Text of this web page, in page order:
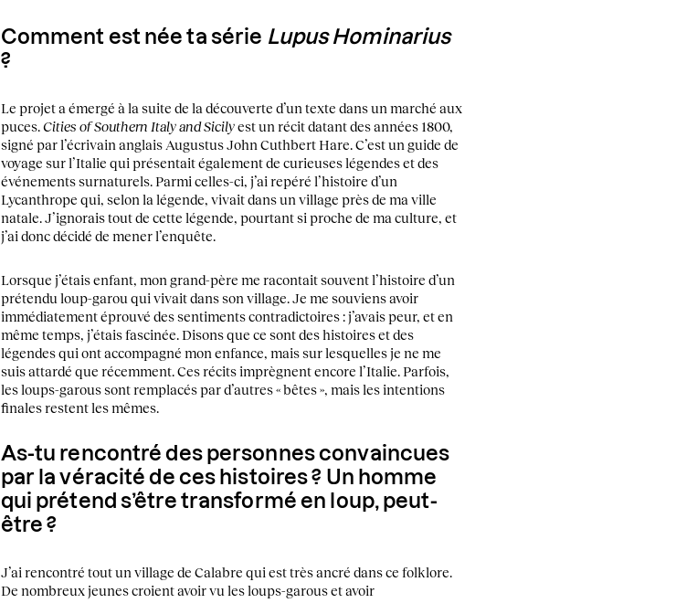
Comment est née ta série Lupus Hominarius
?
Le projet a émergé à la suite de la découverte d’un texte dans un marché aux
puces. Cities of Southern Italy and Sicilyest un récit datant des années 1800,
signé par l’écrivain anglais Augustus John Cuthbert Hare. C’est un guide de
voyage sur l’Italie qui présentait également de curieuses légendes et des
événements surnaturels. Parmi celles-ci, j’ai repéré l’histoire d’un
Lycanthrope qui, selon la légende, vivait dans un village près de ma ville
natale. J’ignorais tout de cette légende, pourtant si proche de ma culture, et
j’ai donc décidé de mener l’enquête.
Lorsque j’étais enfant, mon grand-père me racontait souvent l’histoire d’un
prétendu loup-garou qui vivait dans son village. Je me souviens avoir
immédiatement éprouvé des sentiments contradictoires : j’avais peur, et en
même temps, j’étais fascinée. Disons que ce sont des histoires et des
légendes qui ont accompagné mon enfance, mais sur lesquelles je ne me
suis attardé que récemment. Ces récits imprègnent encore l’Italie. Parfois,
les loups-garous sont remplacés par d’autres « bêtes », mais les intentions
finales restent les mêmes.
As-tu rencontré des personnes convaincues
par la véracité de ces histoires ? Un homme
qui prétend s’être transformé en loup, peut-
être ?
J’ai rencontré tout un village de Calabre qui est très ancré dans ce folklore.
De nombreux jeunes croient avoir vu les loups-garous et avoir